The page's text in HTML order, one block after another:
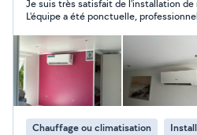
Travaux de plomberie (fuites,
Professionnel, rapide et à
avec sérieux et efficacité.
Je suis très satisfait de l'installation
L'équipe a été ponctuelle,
étaient claires, et le chantier a été
La climatisation fonctionne parfaitement. Suite à
expérience très positive, j'ai
membre de ma famille, qui a
services et en est tout aussi satisfait.
entreprise sans hésitation pour son
travail et son professionnalisme.
Chauffage ou climatisation